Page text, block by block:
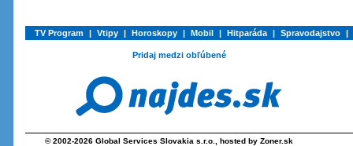
TV Program | Vtipy | Horoskopy | Mobil | Hitparáda | Spravodajstvo |
Pridaj medzi obľúbené
© 2002-2026 Global Services Slovakia s.r.o. , hosted by Zoner.sk